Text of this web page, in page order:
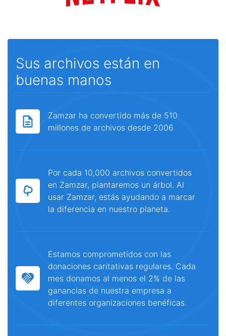
Sus archivos están en
buenas manos
Zamzar ha convertido más de 510
millones de archivos desde 2006
Por cada 10,000 archivos convertidos
en Zamzar, plantaremos un árbol. Al
usar Zamzar, estás ayudando a marcar
la diferencia en nuestro planeta.
Estamos comprometidos con las
donaciones caritativas regulares. Cada
mes donamos al menos el 2% de las
ganancias de nuestra empresa a
diferentes organizaciones benéficas.